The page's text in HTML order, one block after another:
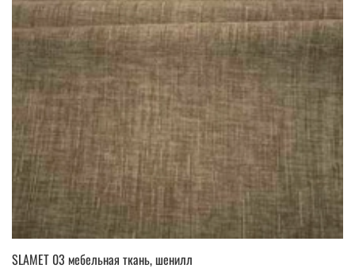
SLAMET 03 мебельная ткань, шенилл